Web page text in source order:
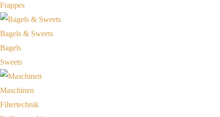
Frappes
Bagels & Sweets
Bagels
Sweets
Maschinen
Filtertechnik